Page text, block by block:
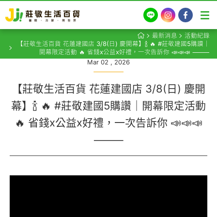
LINE InstagramFacebook
最新消息
活動紀錄
【莊敬生活百貨 花蓮建國店 3/8(日) 慶開幕】🍾 🔥 #莊敬建國5購讚｜
開幕限定活動 🔥 省錢x公益x好禮，一次告訴你 📣📣📣 ⸻
Mar 02 , 2026
【莊敬生活百貨 花蓮建國店 3/8(日) 慶開
幕】🍾 🔥 #莊敬建國5購讚｜開幕限定活動
🔥 省錢x公益x好禮，一次告訴你 📣📣📣
⸻